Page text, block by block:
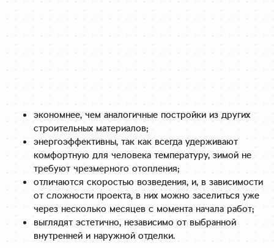
экономнее, чем аналогичные постройки из других
строительных материалов;
энергоэффективны, так как всегда удерживают
комфортную для человека температуру, зимой не
требуют чрезмерного отопления;
отличаются скоростью возведения, и, в зависимости
от сложности проекта, в них можно заселиться уже
через несколько месяцев с момента начала работ;
выглядят эстетично, независимо от выбранной
внутренней и наружной отделки.